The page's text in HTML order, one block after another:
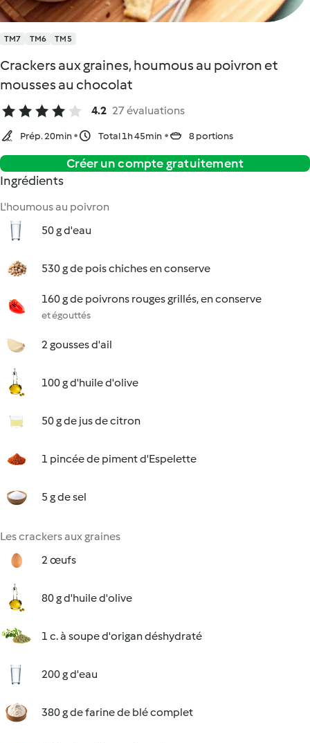
TM7 TM6 TM5
Crackers aux graines, houmous au poivron et
mousses au chocolat
4.2 27 évaluations
Prép. 20min Total 1h 45min 8 portions
Créer un compte gratuitement
Ingrédients
L'houmous au poivron
50 g d'eau
530 g de pois chiches en conserve
160 g de poivrons rouges grillés, en conserve
et égouttés
2 gousses d'ail
100 g d'huile d'olive
50 g de jus de citron
1 pincée de piment d'Espelette
5 g de sel
Les crackers aux graines
2 œufs
80 g d'huile d'olive
1 c. à soupe d'origan déshydraté
200 g d'eau
380 g de farine de blé complet